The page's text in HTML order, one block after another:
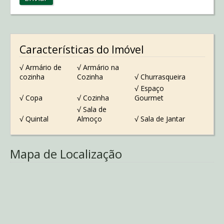
Características do Imóvel
√ Armário de
cozinha
√ Armário na
Cozinha
√ Churrasqueira
√ Copa √ Cozinha
√ Espaço
Gourmet
√ Quintal
√ Sala de
Almoço
√ Sala de Jantar
Mapa de Localização